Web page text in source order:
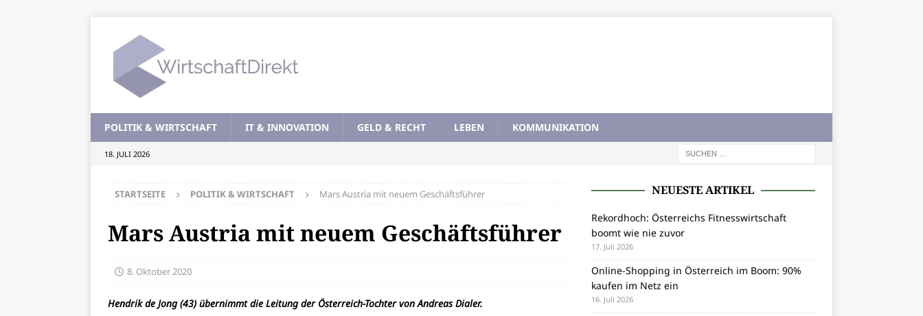
POLITIK & WIRTSCHAFT IT & INNOVATION GELD & RECHT LEBEN KOMMUNIKATION
18. JULI 2026
STARTSEITE POLITIK & WIRTSCHAFT Mars Austria mit neuem Geschäftsführer
Mars Austria mit neuem Geschäftsführer
8. Oktober 2020
Hendrik de Jong (43) übernimmt die Leitung der Österreich-Tochter von Andreas Dialer.
NEUESTE ARTIKEL
Rekordhoch: Österreichs Fitnesswirtschaft
boomt wie nie zuvor
17. Juli 2026
Online-Shopping in Österreich im Boom: 90%
kaufen im Netz ein
16. Juli 2026